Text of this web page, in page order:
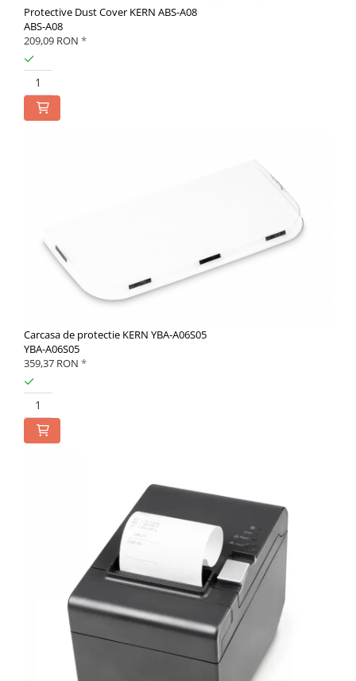
Protective Dust Cover KERN ABS-A08
ABS-A08
209,09 RON *
Carcasa de protectie KERN YBA-A06S05
YBA-A06S05
359,37 RON *